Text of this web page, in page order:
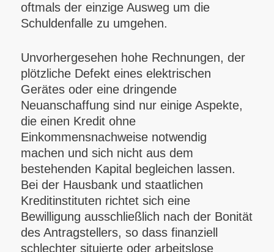
oftmals der einzige Ausweg um die
Schuldenfalle zu umgehen.
Unvorhergesehen hohe Rechnungen, der
plötzliche Defekt eines elektrischen
Gerätes oder eine dringende
Neuanschaffung sind nur einige Aspekte,
die einen Kredit ohne
Einkommensnachweise notwendig
machen und sich nicht aus dem
bestehenden Kapital begleichen lassen.
Bei der Hausbank und staatlichen
Kreditinstituten richtet sich eine
Bewilligung ausschließlich nach der Bonität
des Antragstellers, so dass finanziell
schlechter situierte oder arbeitslose